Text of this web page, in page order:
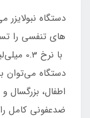
دستگاه
های تنفسی را
با نرخ
دستگاه
اطفال،
ضدعفونی کامل